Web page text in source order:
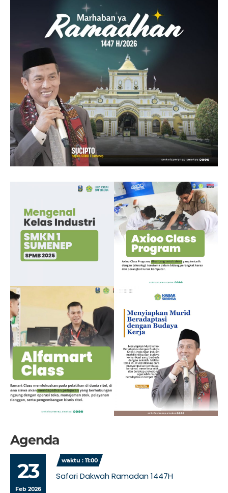
Agenda
23
Feb 2026
waktu : 11:00
Safari Dakwah Ramadan 1447H